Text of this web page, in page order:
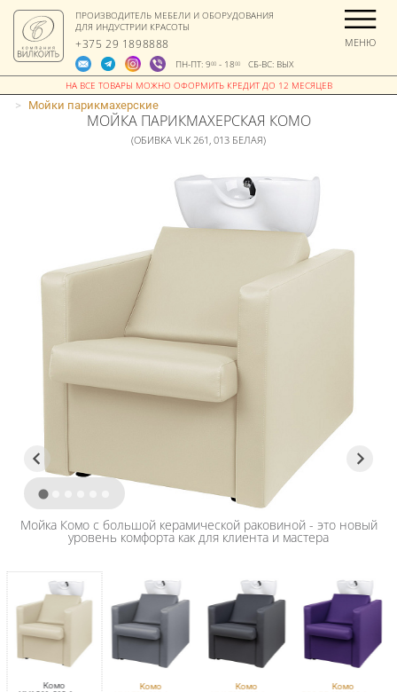
ПРОИЗВОДИТЕЛЬ МЕБЕЛИ И ОБОРУДОВАНИЯ
ДЛЯ ИНДУСТРИИ КРАСОТЫ
+375 29 1898888
ПН-ПТ: 900- 1800СБ-ВС: ВЫХ
МЕНЮ
> Мойки парикмахерские
МОЙКА ПАРИКМАХЕРСКАЯ КОМО
(ОБИВКА VLK 261, 013 БЕЛАЯ)
Комо Комо Комо Комо
Мойка Комо с большой керамической раковиной - это новый
уровень комфорта как для клиента и мастера